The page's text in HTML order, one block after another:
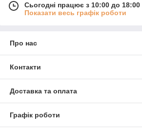
Сьогодні працює з 10:00 до 18:00
Показати весь графік роботи
Про нас
Контакти
Доставка та оплата
Графік роботи